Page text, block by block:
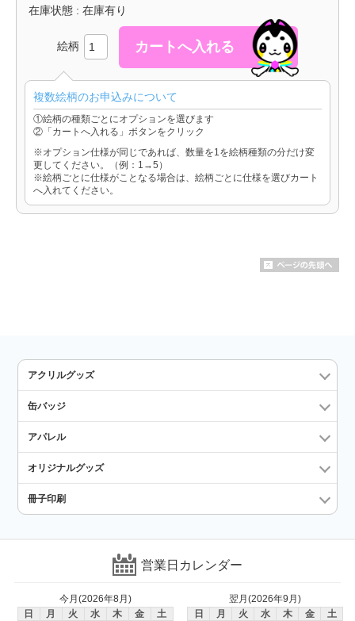
在庫状態 : 在庫有り
絵柄
複数絵柄のお申込みについて
①絵柄の種類ごとにオプションを選びます
②「カートへ入れる」ボタンをクリック
※オプション仕様が同じであれば、数量を1を絵柄種類の分だけ変
更してください。（例：1→5）
※絵柄ごとに仕様がことなる場合は、絵柄ごとに仕様を選びカート
へ入れてください。
アクリルグッズ
缶バッジ
アパレル
オリジナルグッズ
冊子印刷
営業日カレンダー
今月(2026年8月)
日
月 火 水 木 金
土
翌月(2026年9月)
日
月 火 水 木 金
土